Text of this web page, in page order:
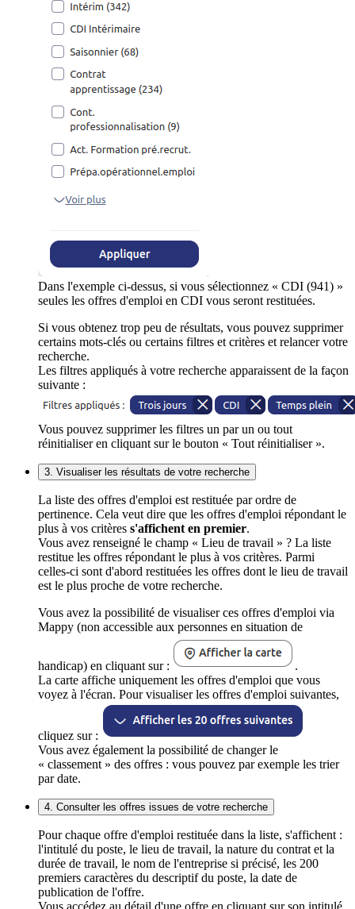
Dans l'exemple ci-dessus, si vous sélectionnez « CDI (941) »
seules les offres d'emploi en CDI vous seront restituées.
Si vous obtenez trop peu de résultats, vous pouvez supprimer
certains mots-clés ou certains filtres et critères et relancer votre
recherche.
Les filtres appliqués à votre recherche apparaissent de la façon
suivante :
Vous pouvez supprimer les filtres un par un ou tout
réinitialiser en cliquant sur le bouton « Tout réinitialiser ».
3. Visualiser les résultats de votre recherche
La liste des offres d'emploi est restituée par ordre de
pertinence. Cela veut dire que les offres d'emploi répondant le
plus à vos critères s'affichent en premier.
Vous avez renseigné le champ « Lieu de travail » ? La liste
restitue les offres répondant le plus à vos critères. Parmi
celles-ci sont d'abord restituées les offres dont le lieu de travail
est le plus proche de votre recherche.
Vous avez la possibilité de visualiser ces offres d'emploi via
Mappy (non accessible aux personnes en situation de
handicap) en cliquant sur :
.
La carte affiche uniquement les offres d'emploi que vous
voyez à l'écran. Pour visualiser les offres d'emploi suivantes,
cliquez sur :
Vous avez également la possibilité de changer le
« classement » des offres : vous pouvez par exemple les trier
par date.
4. Consulter les offres issues de votre recherche
Pour chaque offre d'emploi restituée dans la liste, s'affichent :
l'intitulé du poste, le lieu de travail, la nature du contrat et la
durée de travail, le nom de l'entreprise si précisé, les 200
premiers caractères du descriptif du poste, la date de
publication de l'offre.